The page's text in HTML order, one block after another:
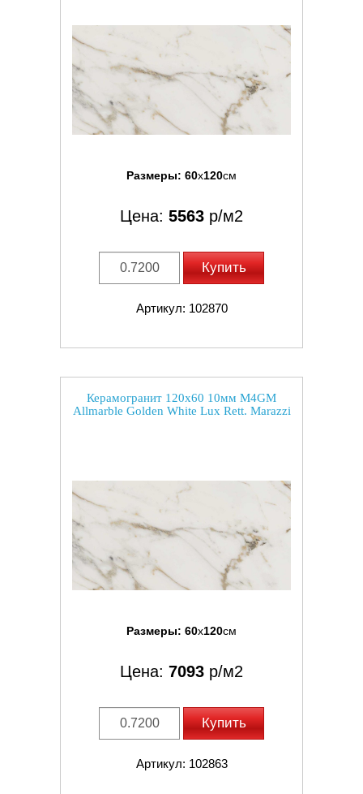
Размеры: 60x120см
Цена: 5563 р/м2
Купить
Артикул: 102870
Керамогранит 120x60 10мм M4GM
Allmarble Golden White Lux Rett. Marazzi
Размеры: 60x120см
Цена: 7093 р/м2
Купить
Артикул: 102863